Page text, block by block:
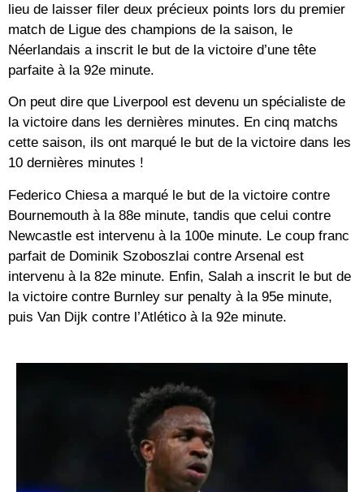
lieu de laisser filer deux précieux points lors du premier
match de Ligue des champions de la saison, le
Néerlandais a inscrit le but de la victoire d’une tête
parfaite à la 92e minute.
On peut dire que Liverpool est devenu un spécialiste de
la victoire dans les dernières minutes. En cinq matchs
cette saison, ils ont marqué le but de la victoire dans les
10 dernières minutes !
Federico Chiesa a marqué le but de la victoire contre
Bournemouth à la 88e minute, tandis que celui contre
Newcastle est intervenu à la 100e minute. Le coup franc
parfait de Dominik Szoboszlai contre Arsenal est
intervenu à la 82e minute. Enfin, Salah a inscrit le but de
la victoire contre Burnley sur penalty à la 95e minute,
puis Van Dijk contre l’Atlético à la 92e minute.